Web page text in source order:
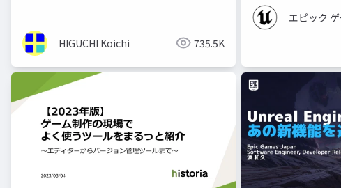
HIGUCHI Koichi 735.5K
エピック